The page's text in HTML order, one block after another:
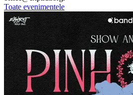
Toate evenimentele